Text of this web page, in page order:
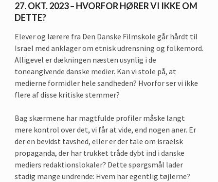
27. OKT. 2023 – HVORFOR HØRER VI IKKE OM
DETTE?
Elever og lærere fra Den Danske Filmskole går hårdt til
Israel med anklager om etnisk udrensning og folkemord.
Alligevel er dækningen næsten usynlig i de
toneangivende danske medier. Kan vi stole på, at
medierne formidler hele sandheden? Hvorfor ser vi ikke
flere af disse kritiske stemmer?
Bag skærmene har magtfulde profiler måske langt
mere kontrol over det, vi får at vide, end nogen aner. Er
der en bevidst tavshed, eller er der tale om israelsk
propaganda, der har trukket tråde dybt ind i danske
mediers redaktionslokaler? Dette spørgsmål lader
stadig mange undrende: Hvem har egentlig tøjlerne?